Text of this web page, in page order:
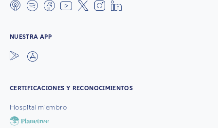
NUESTRA APP
CERTIFICACIONES Y RECONOCIMIENTOS
Hospital miembro